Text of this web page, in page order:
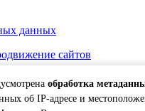
обработка
об IP-адресе и
данных
сайтов